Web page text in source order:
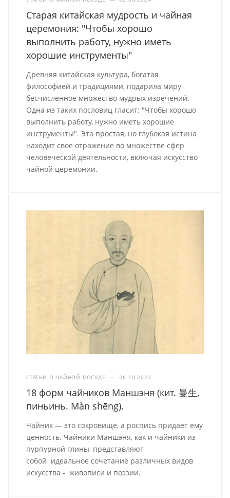
Старая китайская мудрость и чайная
церемония: "Чтобы хорошо
выполнить работу, нужно иметь
хорошие инструменты"
Древняя китайская культура, богатая
философией и традициями, подарила миру
бесчисленное множество мудрых изречений.
Одна из таких пословиц гласит: "Чтобы хорошо
выполнить работу, нужно иметь хорошие
инструменты". Эта простая, но глубокая истина
находит свое отражение во множестве сфер
человеческой деятельности, включая искусство
чайной церемонии.
СТАТЬИ О ЧАЙНОЙ ПОСУДЕ — 26.10.2023
18 форм чайников Маншэня (кит. 曼生,
пиньинь. Màn shēng).
Чайник — это сокровище, а роспись придает ему
ценность. Чайники Маншэня, как и чайники из
пурпурной глины, представляют
собой идеальное сочетание различных видов
искусства - живописи и поэзии.